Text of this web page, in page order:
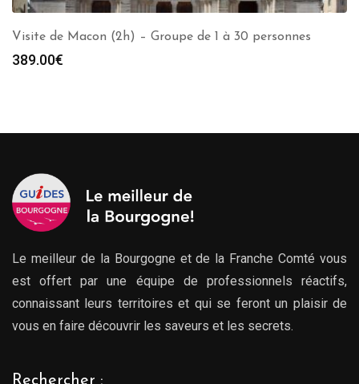
Visite de Macon (2h) – Groupe de 1 à 30 personnes
389.00€
Le meilleur de la Bourgogne et de la Franche Comté vous
est offert par une équipe de professionnels réactifs,
connaissant leurs territoires et qui se feront un plaisir de
vous en faire découvrir les saveurs et les secrets.
Rechercher :